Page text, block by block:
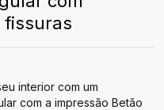
fissuras
interior com um
com a impressão Betão